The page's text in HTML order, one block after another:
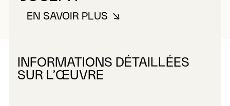
EN SAVOIR PLUSÀ PROPOS DE MASSICOTTE,
INFORMATIONS DÉTAILLÉES
SUR L’ŒUVRE